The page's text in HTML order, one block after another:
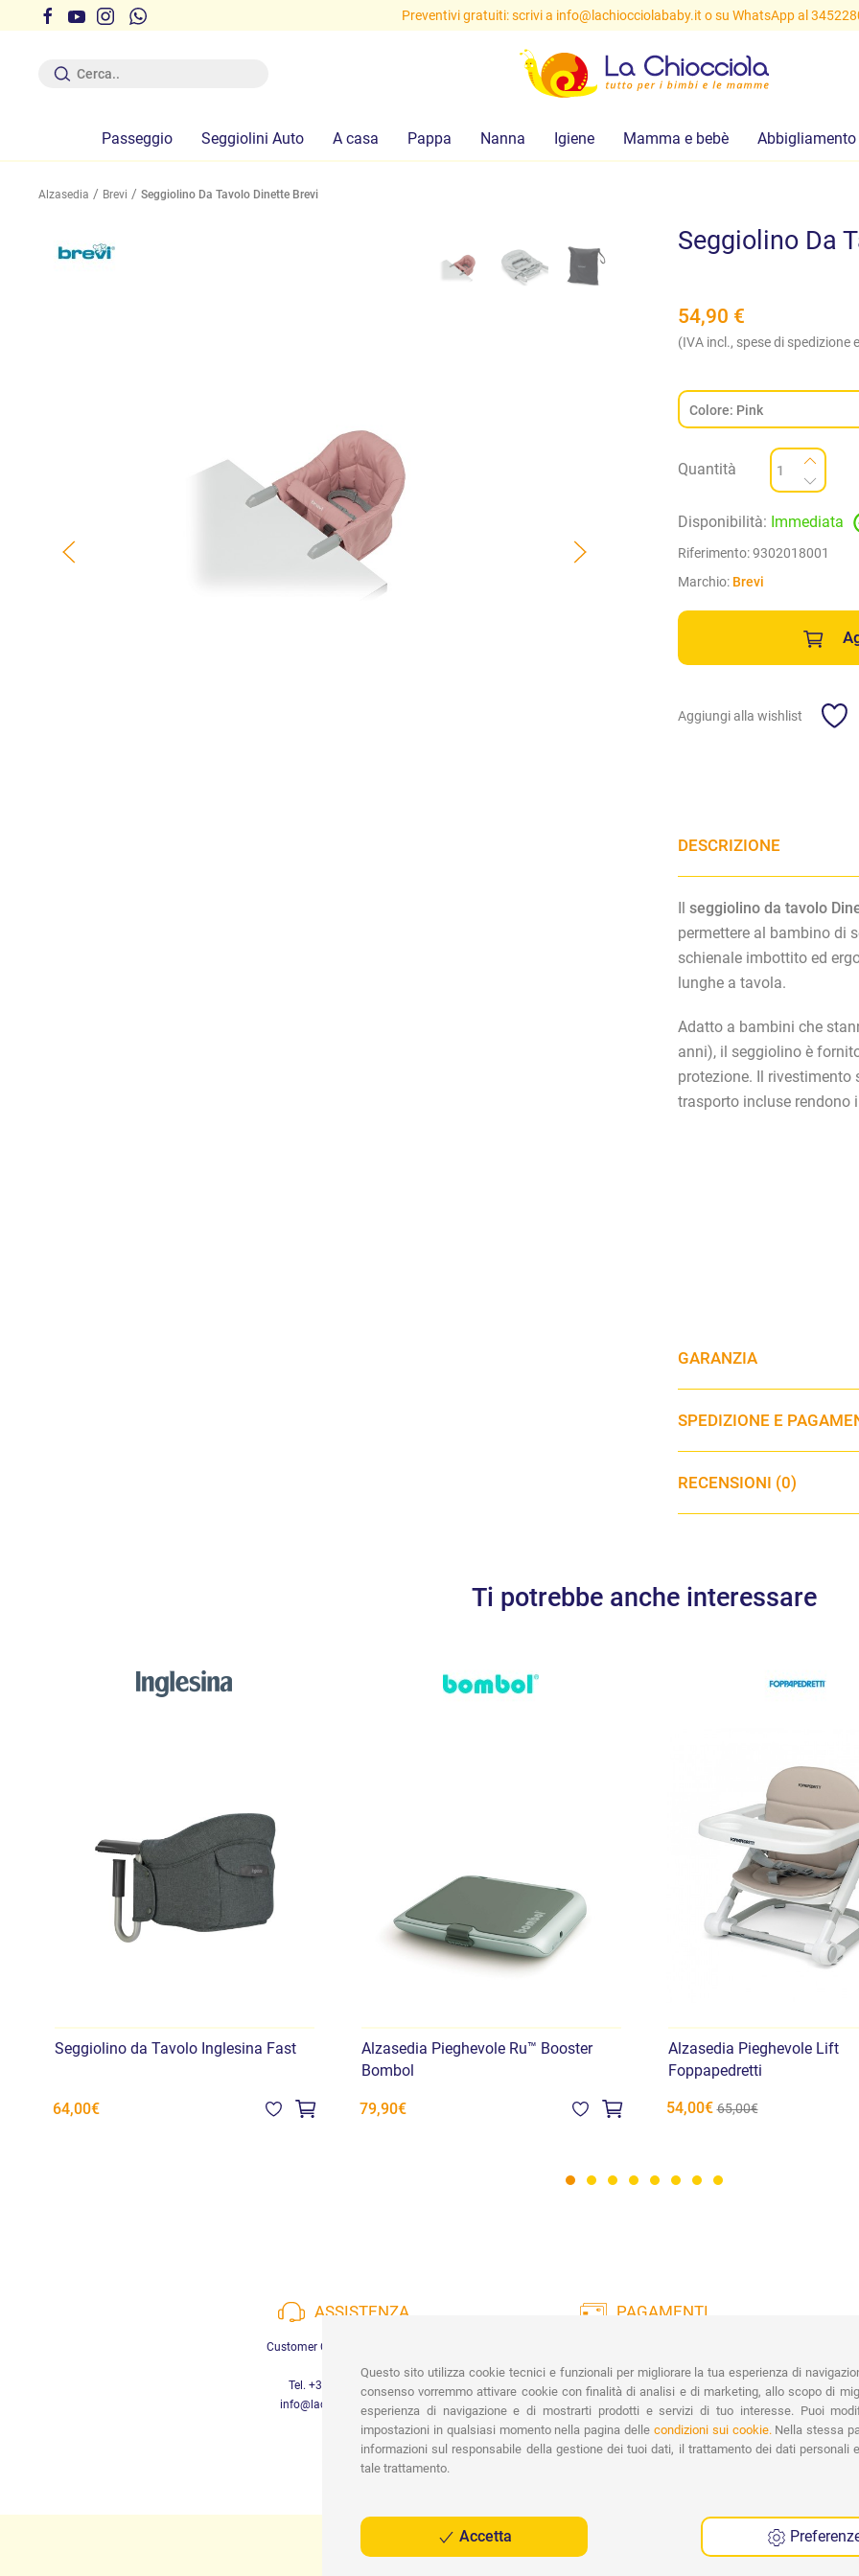
gratuite sopra i 29,90 euro! Preventivi gratuiti: scrivi a info@lachiocciolababy.it o su WhatsApp al
Passeggio Seggiolini Auto A casa Pappa Nanna Igiene Mamma e bebè Abbigliamento
Alzasedia Brevi Seggiolino Da Tavolo Dinette Brevi
Seggiolino Da
54,90 €
(IVA incl., spese di spedizione
Quantità
Disponibilità: Immediata
Riferimento:9302018001
Marchio: Brevi
Aggiungi alla wishlist
DESCRIZIONE
seggiolino da tavolo
permettere al bambino di
schienale imbottito ed
lunghe a tavola.
Adatto a bambini che
anni), il seggiolino è
protezione. Il
trasporto incluse rendono
GARANZIA
SPEDIZIONE E
RECENSIONI (0)
Ti potrebbe anche interessare
Seggiolino da Tavolo Inglesina Fast
64,00€
Alzasedia Pieghevole Ru™ Booster
Bombol
79,90€
Alzasedia Pieghevole Lift
Foppapedretti
54,00€ 65,00€
ASSISTENZA
Customer Care a disposizione
Tel. +39 3452280233
info@lachiocciolababy.it
PAGAMENTI
Carte di Credito, Bonifico, PayPal e
Contrassegno.
Questo sito utilizza cookie tecnici e funzionali per migliorare la tua esperienza di
consenso vorremmo attivare cookie con finalità di analisi e di marketing, allo scopo di
esperienza di navigazione e di mostrarti prodotti e servizi di tuo interesse. Puoi
impostazioni in qualsiasi momento nella pagina delle condizioni sui cookie.Nella stessa
informazioni sul responsabile della gestione dei tuoi dati, il trattamento dei dati personali
tale trattamento.
Accetta